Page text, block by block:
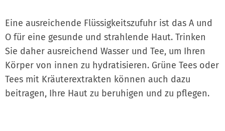
Eine ausreichende Flüssigkeitszufuhr ist das A und
O für eine gesunde und strahlende Haut. Trinken
Sie daher ausreichend Wasser und Tee, um Ihren
Körper von innen zu hydratisieren. Grüne Tees oder
Tees mit Kräuterextrakten können auch dazu
beitragen, Ihre Haut zu beruhigen und zu pflegen.